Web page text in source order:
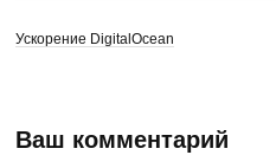
Ускорение DigitalOcean
Ваш комментарий